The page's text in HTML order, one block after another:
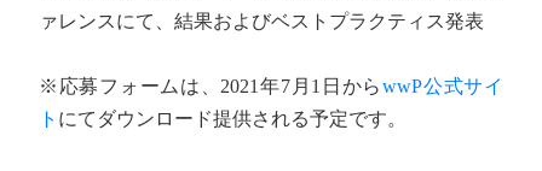
ァレンスにて、結果およびベストプラクティス発表
※応募フォームは、2021年7月1日からwwP公式サイ
ト にてダウンロード提供される予定です。